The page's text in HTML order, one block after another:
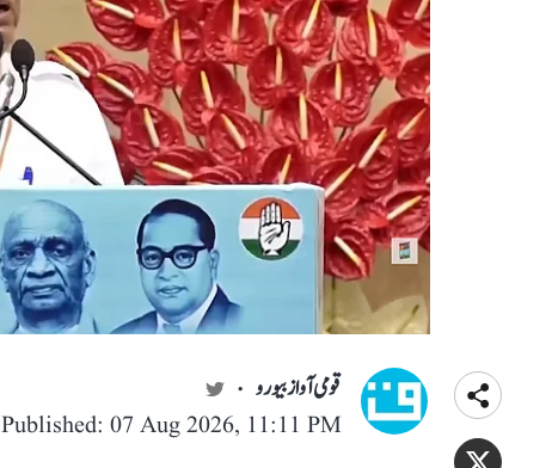
قومی آواز بیورو
Published: 07 Aug 2026, 11:11 PM